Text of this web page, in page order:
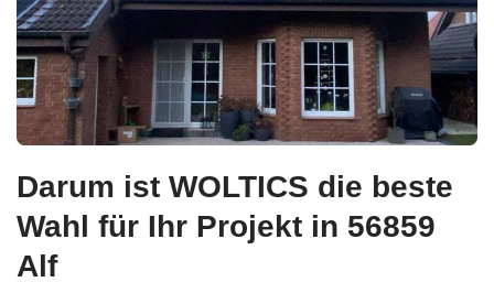
Darum ist WOLTICS die beste
Wahl für Ihr Projekt in 56859
Alf